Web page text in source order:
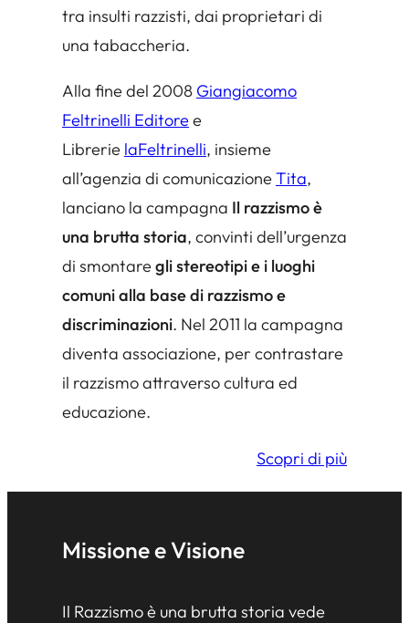
tra insulti razzisti, dai proprietari di
una tabaccheria.
Alla fine del 2008 Giangiacomo
Feltrinelli Editoree
Librerie laFeltrinelli, insieme
all’agenzia di comunicazioneTita,
lanciano la campagna Il razzismo è
una brutta storia, convinti dell’urgenza
di smontaregli stereotipi e i luoghi
comuni alla base di razzismo e
discriminazioni. Nel 2011 la campagna
diventa associazione, per contrastare
il razzismo attraverso cultura ed
educazione.
Scopri di più
Missione e Visione
Il Razzismo è una brutta storia vede